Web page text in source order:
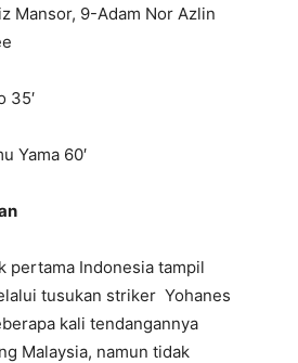
Mansor, 9-Adam Nor Azlin
35′
Yama 60′
pertama Indonesia tampil
tusukan striker Yohanes
kali tendangannya
Malaysia, namun tidak